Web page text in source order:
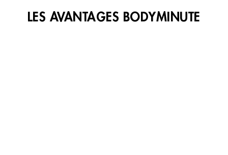
LES AVANTAGES BODYMINUTE